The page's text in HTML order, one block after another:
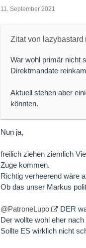
11. September 2021
Zitat von lazybastard
War wohl primär nicht
Direktmandate
Aktuell stehen aber
könnten.
Nun ja,
freilich ziehen ziemlich
Zuge kommen.
Richtig verheerend wäre
Ob das unser Markus
@PatroneLupo
DER
Der wollte wohl eher
Sollte ES wirklich nicht